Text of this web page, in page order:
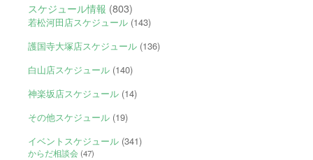
スケジュール情報 (803)
若松河田店スケジュール(143)
護国寺大塚店スケジュール(136)
白山店スケジュール(140)
神楽坂店スケジュール(14)
その他スケジュール(19)
イベントスケジュール(341)
からだ相談会(47)